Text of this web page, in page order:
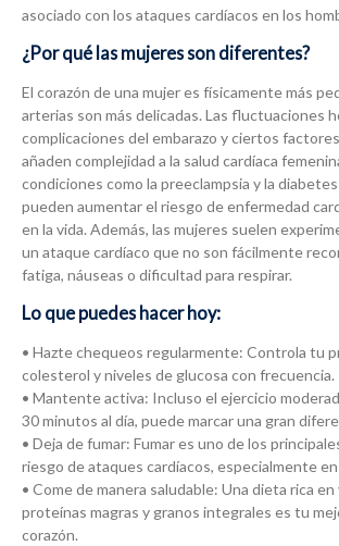
asociado con los ataques cardíacos en los
¿Por qué las mujeres son diferentes?
El corazón de una mujer es físicamente más
arterias son más delicadas. Las fluctuaciones
complicaciones del embarazo y ciertos
añaden complejidad a la salud cardíaca
condiciones como la preeclampsia y la
pueden aumentar el riesgo de enfermedad
en la vida. Además, las mujeres suelen
un ataque cardíaco que no son fácilmente
fatiga, náuseas o dificultad para respirar.
Lo que puedes hacer hoy:
• Hazte chequeos regularmente: Controla tu
colesterol y niveles de glucosa con frecuencia.
• Mantente activa: Incluso el ejercicio
30 minutos al día, puede marcar una gran
• Deja de fumar: Fumar es uno de los
riesgo de ataques cardíacos, especialmente
• Come de manera saludable: Una dieta rica
proteínas magras y granos integrales es tu
corazón.